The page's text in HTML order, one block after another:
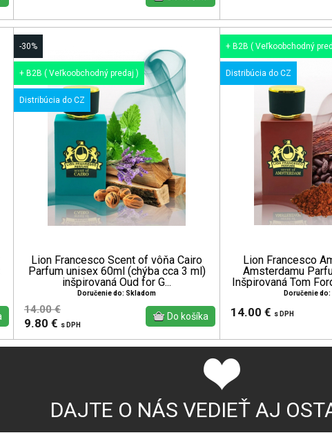
-30%
+ B2B ( Veľkoobchodný predaj )
Distribúcia do CZ
Lion Francesco Scent of vôňa Cairo
Parfum unisex 60ml (chýba cca 3 ml)
inšpirovaná Oud for G...
Doručenie do: Skladom
14.00 €
9.80 € s DPH
+ B2B ( Veľkoobchodný
Distribúcia do CZ
Lion Francesco
Amsterdamu
Inšpirovaná Tom
Doručenie
14.00 € s DPH
DAJTE O NÁS VEDIEŤ AJ